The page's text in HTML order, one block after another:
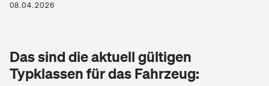
Rentenrechner: Wie viel Geld bekomme ich im Alter?
Wärmepumpen versichern
Vermieterrrechtsschutz
Kinderunfall­ver­si­che­rung
Tierkrankenversicherung
08.04.2026
Das sind die aktuell gültigen
Typklassen für das Fahrzeug: